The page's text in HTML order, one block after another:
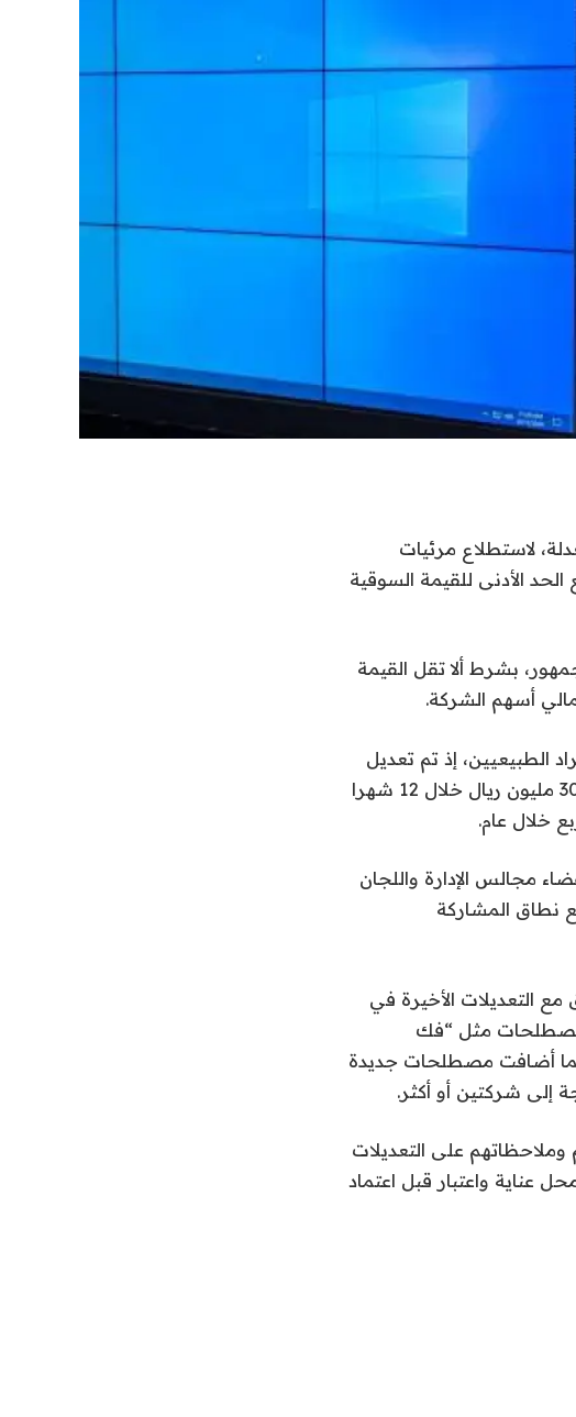
لاستطلاع مرئيات
الحد الأدنى للقيمة السوقية
تقل عن 20% من أسهمها للجمهور، بشرط ألا تقل القيمة
الطبيعيين، إذ تم تعديل
أحد شروط التأهل ليصبح كافيا أن ينفذ المستثمر الفرد صفقات بقيمة 30 مليون ريال خلال 12 شهرا
مجالس الإدارة واللجان
نطاق المشاركة
التعديلات الأخيرة في
مثل “فك
أضافت مصطلحات جديدة
إلى شركتين أو أكثر.
على التعديلات
عناية واعتبار قبل اعتماد